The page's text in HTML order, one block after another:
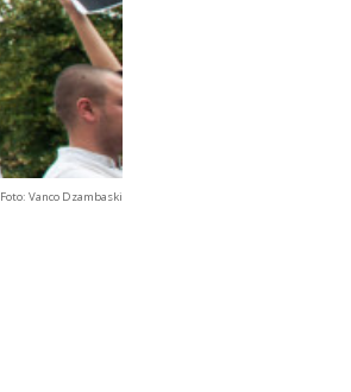
Foto: Vanco Dzambaski